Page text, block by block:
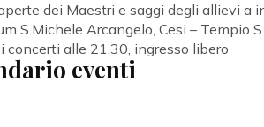
dei Maestri e saggi degli allievi a
S.Michele Arcangelo, Cesi – Tempio
concerti alle 21.30, ingresso libero
eventi